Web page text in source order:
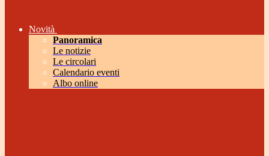
Novità
Panoramica
Le notizie
Le circolari
Calendario eventi
Albo online